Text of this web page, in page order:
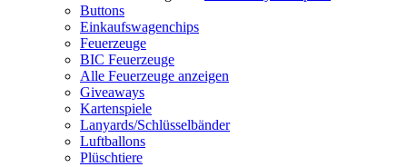
Buttons
Einkaufswagenchips
Feuerzeuge
BIC Feuerzeuge
Alle Feuerzeuge anzeigen
Giveaways
Kartenspiele
Lanyards/Schlüsselbänder
Luftballons
Plüschtiere